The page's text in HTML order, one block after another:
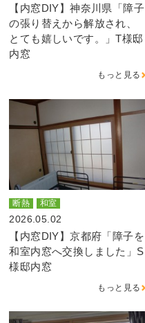
【内窓DIY】神奈川県「障子
の張り替えから解放され、
とても嬉しいです。」T様邸
内窓
もっと見る
断熱 和室
2026.05.02
【内窓DIY】京都府「障子を
和室内窓へ交換しました」S
様邸内窓
もっと見る